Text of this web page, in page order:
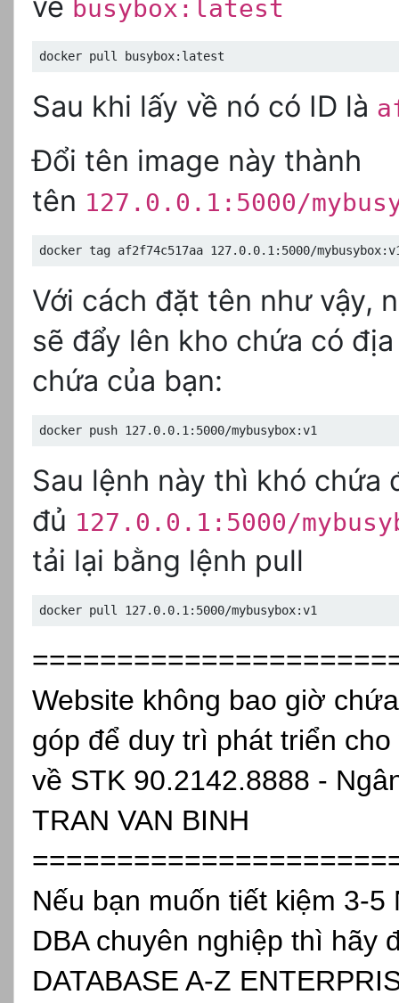
busybox:latest
docker pull busybox:latest
Sau khi lấy về nó có ID là
Đổi tên image này thành
tên 127.0.0.1:5000/
docker tag af2f74c517aa 127.0.0.1:5000/
Với cách đặt tên như vậy,
sẽ đẩy lên kho chứa có
chứa của bạn:
docker push 127.0.0.1:5000/mybusybox:v1
Sau lệnh này thì khó chứa
đủ 127.0.0.1:5000/
tải lại bằng lệnh pull
docker pull 127.0.0.1:5000/mybusybox:v1
Website không bao giờ
góp để duy trì phát triển
về STK 90.2142.8888 -
TRAN VAN BINH
Nếu bạn muốn tiết kiệm 3-
DBA chuyên nghiệp thì hãy
DATABASE A-Z